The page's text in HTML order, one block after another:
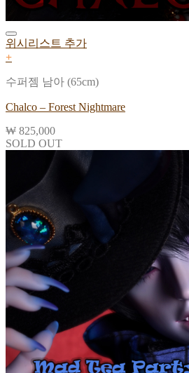
위시리스트 추가
+
수퍼젬 남아 (65cm)
Chalco – Forest Nightmare
₩ 825,000
SOLD OUT